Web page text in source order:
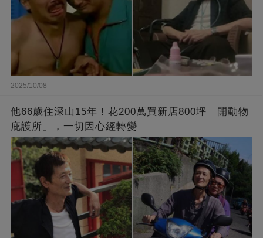
2025/10/08
他66歲住深山15年！花200萬買新店800坪「開動物
庇護所」，一切因心經轉變